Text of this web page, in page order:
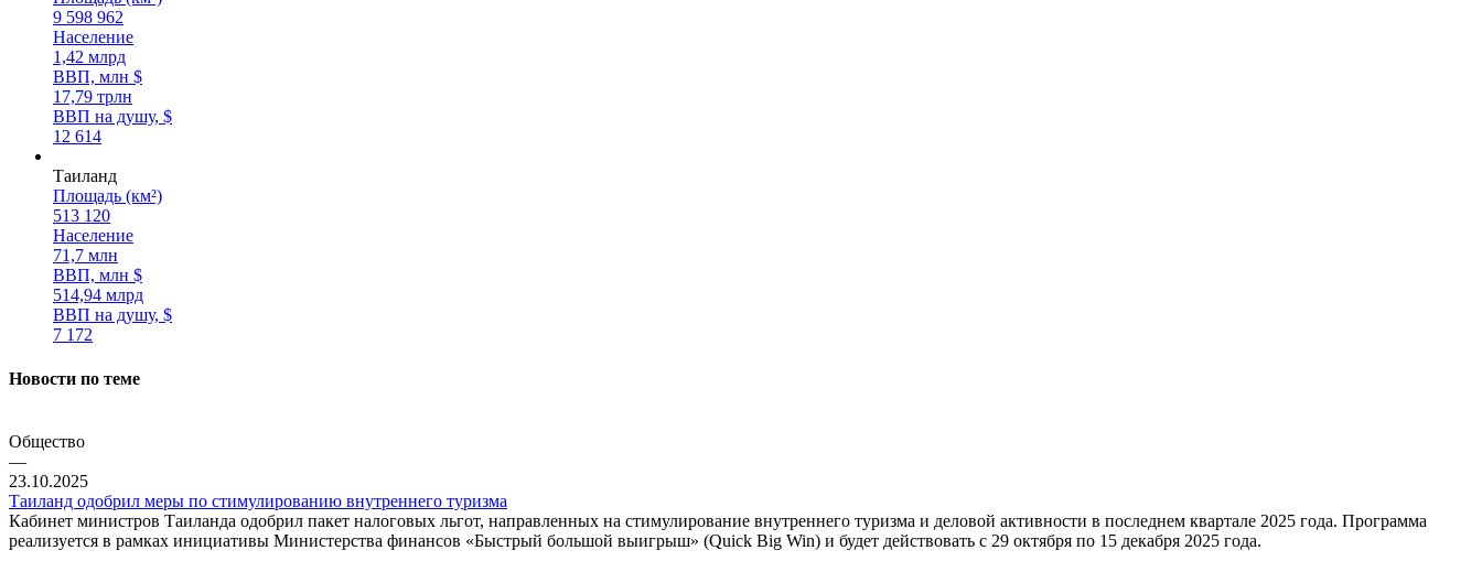
9 598 962
Население
1,42 млрд
ВВП, млн $
17,79 трлн
ВВП на душу, $
12 614
Таиланд
Площадь (км²)
513 120
Население
71,7 млн
ВВП, млн $
514,94 млрд
ВВП на душу, $
7 172
Новости по теме
Общество
—
23.10.2025
Таиланд одобрил меры по стимулированию внутреннего туризма
Кабинет министров Таиланда одобрил пакет налоговых льгот, направленных на стимулирование внутреннего туризма и деловой активности в последнем квартале 2025 года. Программа
реализуется в рамках инициативы Министерства финансов «Быстрый большой выигрыш» (Quick Big Win) и будет действовать с 29 октября по 15 декабря 2025 года.